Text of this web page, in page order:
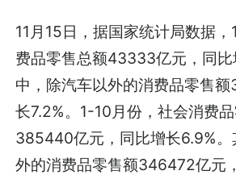
11月15日，据国家统计局数据
费品零售总额43333亿元，同比
中，除汽车以外的消费品零售
长7.2%。1-10月份，社会消费
385440亿元，同比增长6.9%。
外的消费品零售额346472亿元